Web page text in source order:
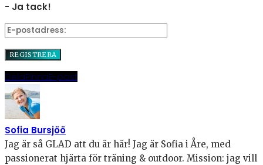
- Ja tack!
DelaPinnaE-post
Sofia Bursjöö
Jag är så GLAD att du är här! Jag är Sofia i Åre, med
passionerat hjärta för träning & outdoor. Mission: jag vill